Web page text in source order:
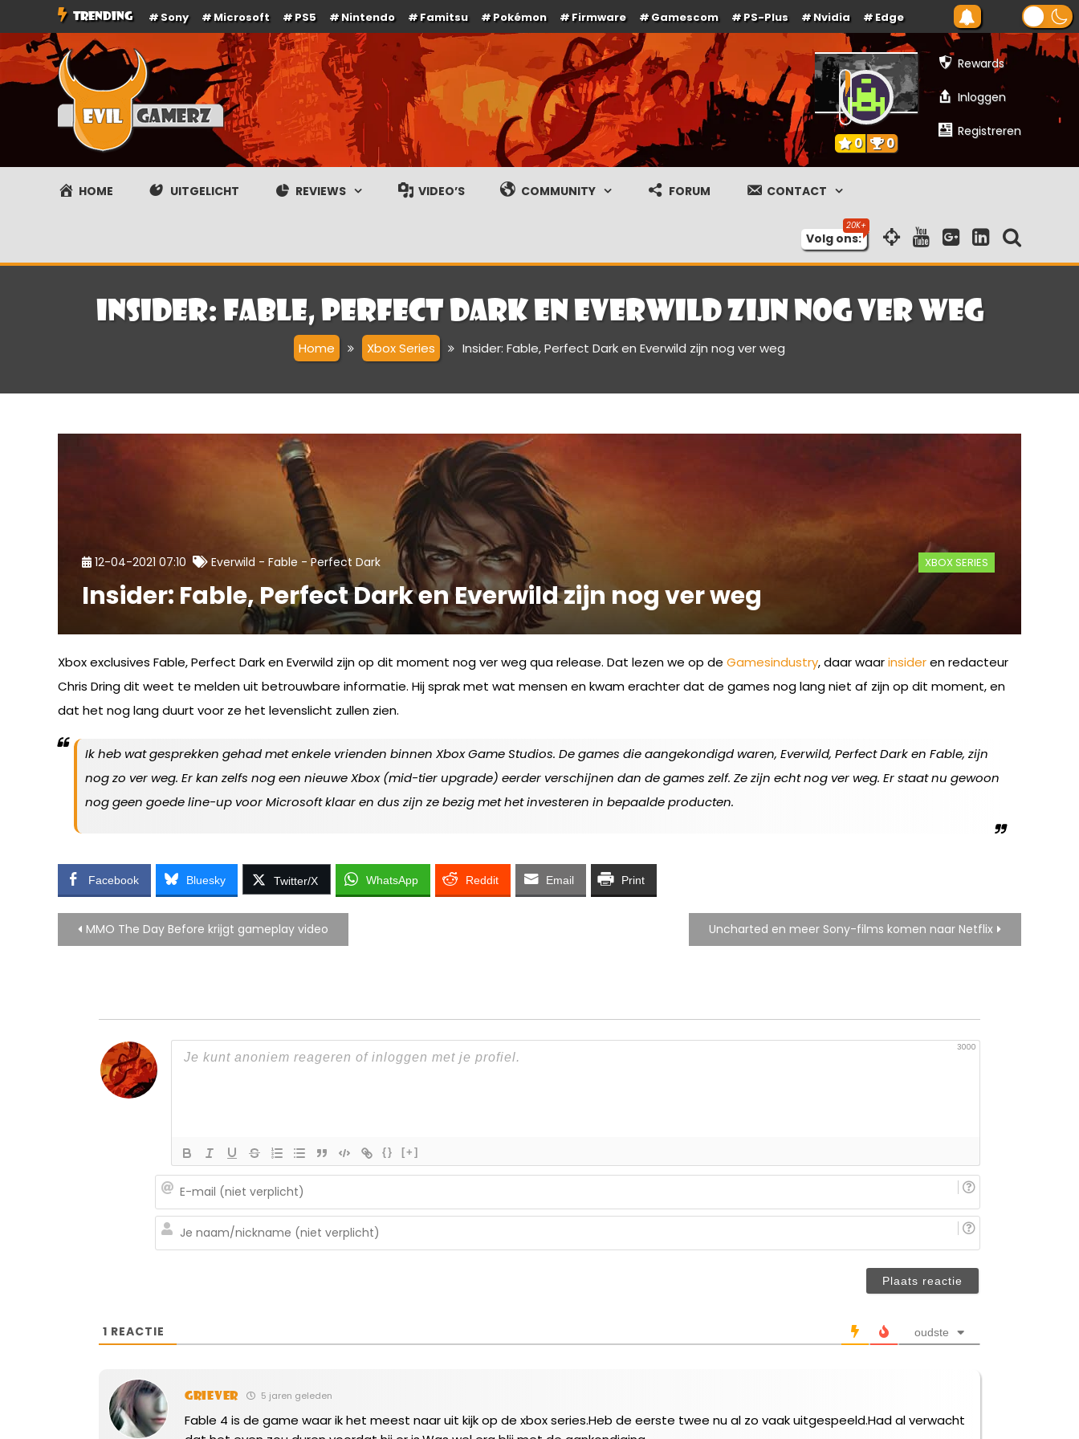
naar
de
TRENDING Sony Microsoft PS5 Nintendo Famitsu Pokémon Firmware Gamescom PS-Plus Nvidia Edge
Evilgamerz
Het meest interessante game nieuws, reviews, coverage en gameplay streams
Rewards
Inloggen
Registreren
0 0
HOME UITGELICHT REVIEWS VIDEO’S COMMUNITY FORUM CONTACT
Volg ons:
Insider: Fable, Perfect Dark en Everwild zijn nog ver weg
Home Xbox Series Insider: Fable, Perfect Dark en Everwild zijn nog ver weg
XBOX SERIES
12-04-2021 07:10 Everwild - Fable -Perfect Dark
Insider: Fable, Perfect Dark en Everwild zijn nog ver weg
Xbox exclusives Fable, Perfect Dark en Everwild zijn op dit moment nog ver weg qua release. Dat lezen we op de Gamesindustry, daar waarinsideren redacteur
Chris Dring dit weet te melden uit betrouwbare informatie. Hij sprak met wat mensen en kwam erachter dat de games nog lang niet af zijn op dit moment, en
dat het nog lang duurt voor ze het levenslicht zullen zien.
Ik heb wat gesprekken gehad met enkele vrienden binnen Xbox Game Studios. De games die aangekondigd waren, Everwild, Perfect Dark en Fable, zijn
nog zo ver weg. Er kan zelfs nog een nieuwe Xbox (mid-tier upgrade) eerder verschijnen dan de games zelf. Ze zijn echt nog ver weg. Er staat nu gewoon
nog geen goede line-up voor Microsoft klaar en dus zijn ze bezig met het investeren in bepaalde producten.
Facebook Bluesky Twitter/X WhatsApp Reddit Email Print
Bericht
MMO The Day Before krijgt gameplay video Uncharted en meer Sony-films komen naar Netflix
3000
{} [+]
(niet
1 REACTIE oudste
Griever 5 jaren geleden
Fable 4 is de game waar ik het meest naar uit kijk op de xbox series.Heb de eerste twee nu al zo vaak uitgespeeld.Had al verwacht